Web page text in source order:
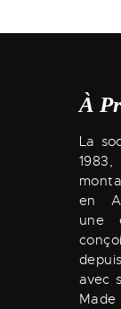
À
La
en
une
avec
Made